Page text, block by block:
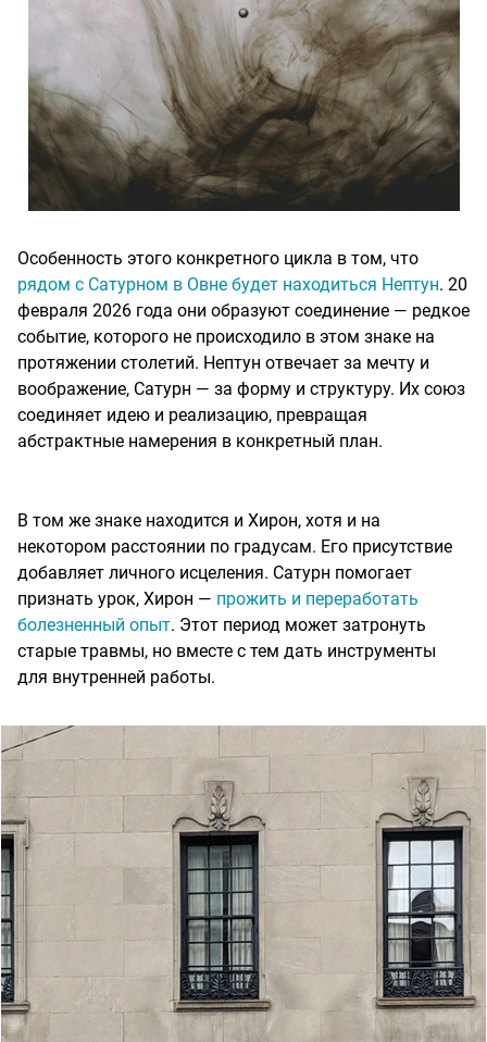
Особенность этого конкретного цикла в том, что
рядом с Сатурном в Овне будет находиться Нептун. 20
февраля 2026 года они образуют соединение — редкое
событие, которого не происходило в этом знаке на
протяжении столетий. Нептун отвечает за мечту и
воображение, Сатурн — за форму и структуру. Их союз
соединяет идею и реализацию, превращая
абстрактные намерения в конкретный план.
В том же знаке находится и Хирон, хотя и на
некотором расстоянии по градусам. Его присутствие
добавляет личного исцеления. Сатурн помогает
признать урок, Хирон — прожить и переработать
болезненный опыт. Этот период может затронуть
старые травмы, но вместе с тем дать инструменты
для внутренней работы.